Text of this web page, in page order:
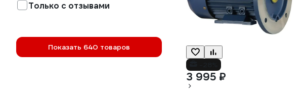
Только с отзывами
Показать 640 товаров
3 995 ₽